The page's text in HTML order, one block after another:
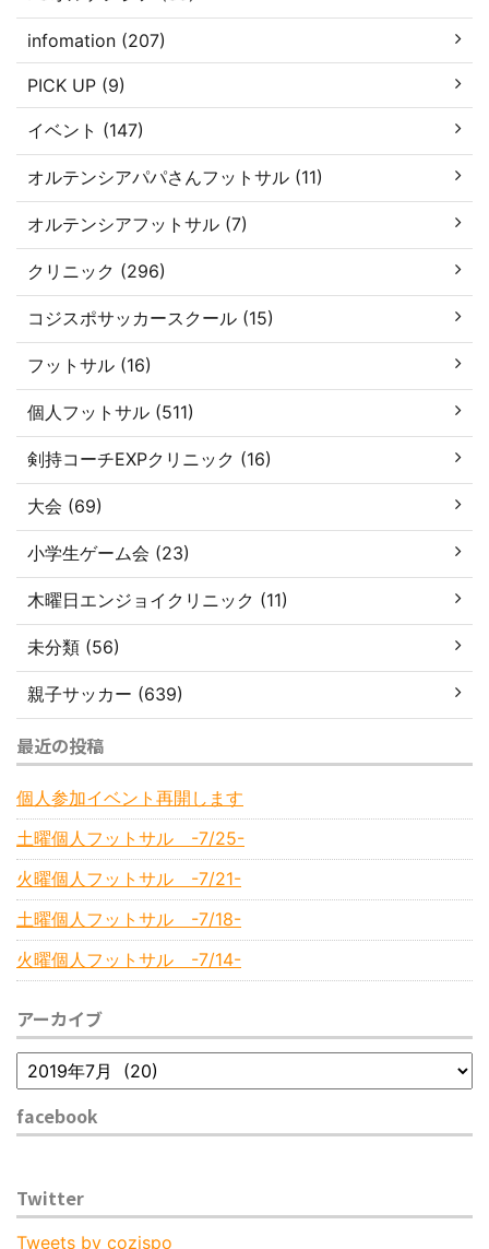
infomation (207)
PICK UP (9)
イベント (147)
オルテンシアパパさんフットサル (11)
オルテンシアフットサル (7)
クリニック (296)
コジスポサッカースクール (15)
フットサル (16)
個人フットサル (511)
剣持コーチEXPクリニック (16)
大会 (69)
小学生ゲーム会 (23)
木曜日エンジョイクリニック (11)
未分類 (56)
親子サッカー (639)
最近の投稿
個人参加イベント再開します
土曜個人フットサル -7/25-
火曜個人フットサル -7/21-
土曜個人フットサル -7/18-
火曜個人フットサル -7/14-
アーカイブ
facebook
Twitter
Tweets by cozispo